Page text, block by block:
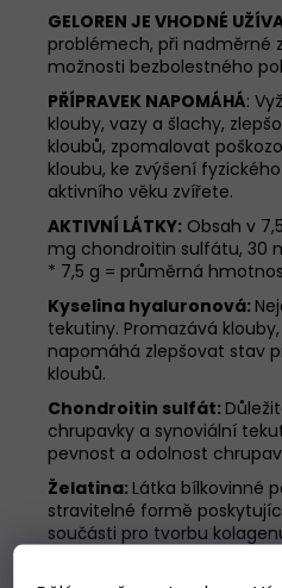
GELOREN JE VHODNÉ
problémech, při nadměrné
možnosti bezbolestného
PŘÍPRAVEK NAPOMÁHÁ:
klouby, vazy a šlachy,
kloubů, zpomalovat
kloubu, ke zvýšení
aktivního věku zvířete.
AKTIVNÍ LÁTKY: Obsah v
mg chondroitin sulfátu, 30
* 7,5 g = průměrná
Kyselina hyaluronová:
tekutiny. Promazává
napomáhá zlepšovat stav
kloubů.
Chondroitin sulfát:
chrupavky a synoviální
pevnost a odolnost
Želatina: Látka bílkovinné
stravitelné formě
součásti pro tvorbu